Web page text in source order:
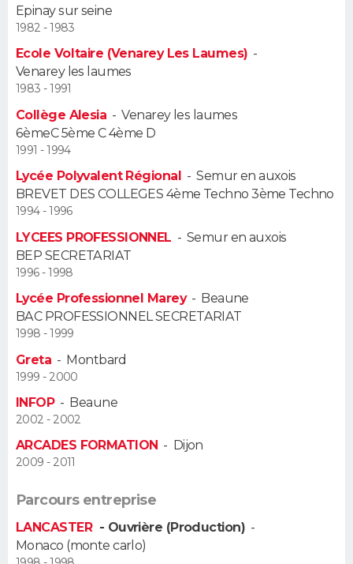
Alimentation
Guide de la santé
Maladies
Médicaments
Sommeil
Destinations
City break
Voyage nature
Voyage de noces
Forum
Climat
+
PHOTO
GUIDES D'ACHAT
BONS PLANS
CARTE DE VOEUX
Carte de Noël
Carte Bonne année
Carte Saint-Valentin
Carte Pâques
Carte d'anniversaire
Dictionnaire
Biographies
Citations
Expressions
Proverbes
PROGRAMME TV
COPAINS D'AVANT
S'inscrire
Se connecter
Lycées
Collèges
Primaires
Universités
Entreprises
Service militaire
Avis de recherche
AVIS DE DÉCÈS
FORUM
Bricolage
Lifestyle
Culture
Sport
Auto
Television
Voyage
Cinema
Epinay sur seine
1982 - 1983
Ecole Voltaire (Venarey Les Laumes) -
Venarey les laumes
1983 - 1991
Collège Alesia -Venarey les laumes
6èmeC 5ème C 4ème D
1991 - 1994
Lycée Polyvalent Régional -Semur en auxois
BREVET DES COLLEGES 4ème Techno 3ème Techno
1994 - 1996
LYCEES PROFESSIONNEL -Semur en auxois
BEP SECRETARIAT
1996 - 1998
Lycée Professionnel Marey- Beaune
BAC PROFESSIONNEL SECRETARIAT
1998 - 1999
Greta - Montbard
1999 - 2000
INFOP- Beaune
2002 - 2002
ARCADES FORMATION - Dijon
2009 - 2011
Parcours entreprise
LANCASTER - Ouvrière (Production)-
Monaco (monte carlo)